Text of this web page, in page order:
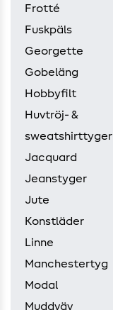
Frotté
Fuskpäls
Georgette
Gobeläng
Hobbyfilt
Huvtröj- &
sweatshirttyger
Jacquard
Jeanstyger
Jute
Konstläder
Linne
Manchestertyg
Modal
Muddväv